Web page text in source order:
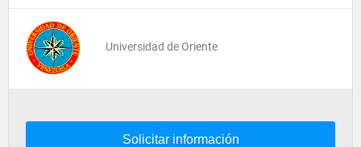
Universidad de Oriente
Solicitar información